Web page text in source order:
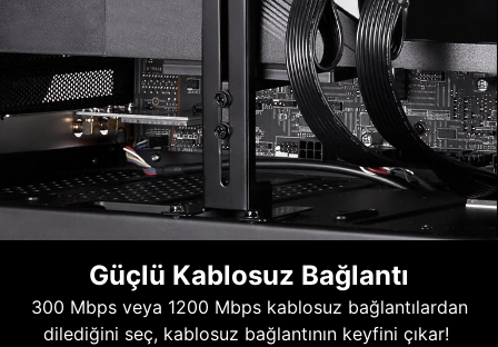
Güçlü Kablosuz Bağlantı
300 Mbps veya 1200 Mbps kablosuz bağlantılardan
dilediğini seç, kablosuz bağlantının keyfini çıkar!